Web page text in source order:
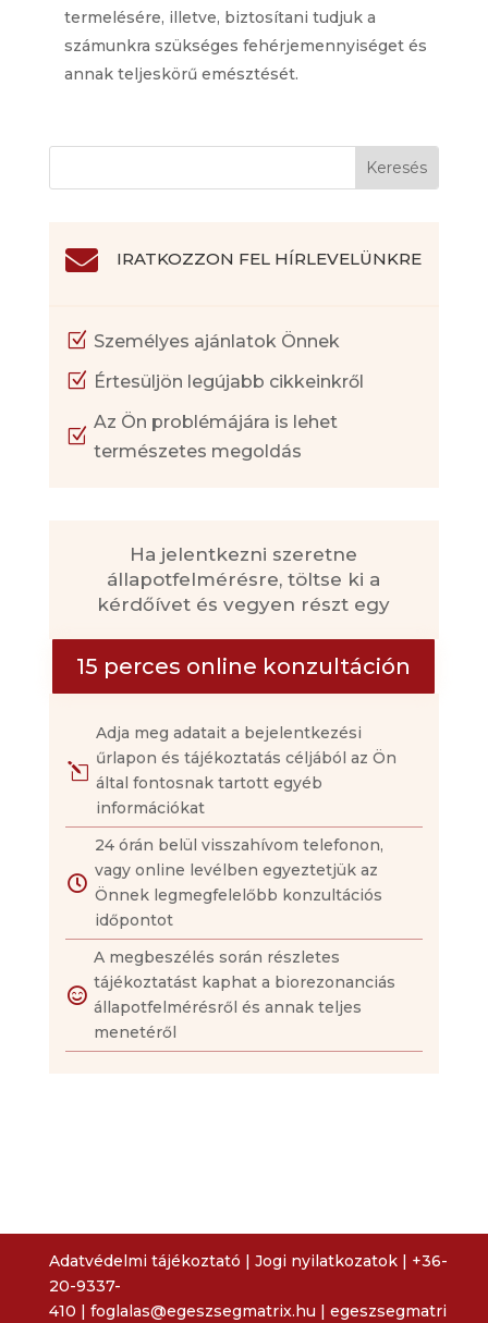
termelésére, illetve, biztosítani tudjuk a
számunkra szükséges fehérjemennyiséget és
annak teljeskörű emésztését.
 IRATKOZZON FEL HÍRLEVELÜNKRE
Z Személyes ajánlatok Önnek
Z Értesüljön legújabb cikkeinkről
Z
Az Ön problémájára is lehet
természetes megoldás
Ha jelentkezni szeretne
állapotfelmérésre, töltse ki a
kérdőívet és vegyen részt egy
15 perces online konzultáción
l
Adja meg adatait a bejelentkezési
űrlapon és tájékoztatás céljából az Ön
által fontosnak tartott egyéb
információkat

24 órán belül visszahívom telefonon,
vagy online levélben egyeztetjük az
Önnek legmegfelelőbb konzultációs
időpontot

A megbeszélés során részletes
tájékoztatást kaphat a biorezonanciás
állapotfelmérésről és annak teljes
menetéről
Adatvédelmi tájékoztató | Jogi nyilatkozatok| +36-
20-9337-
410 | foglalas@egeszsegmatrix.hu | egeszsegmatri